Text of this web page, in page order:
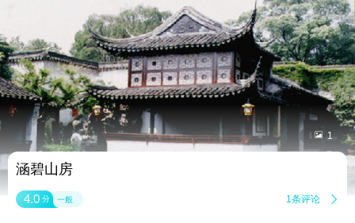
 1
涵碧山房
4.0 分 一般 1条评论 